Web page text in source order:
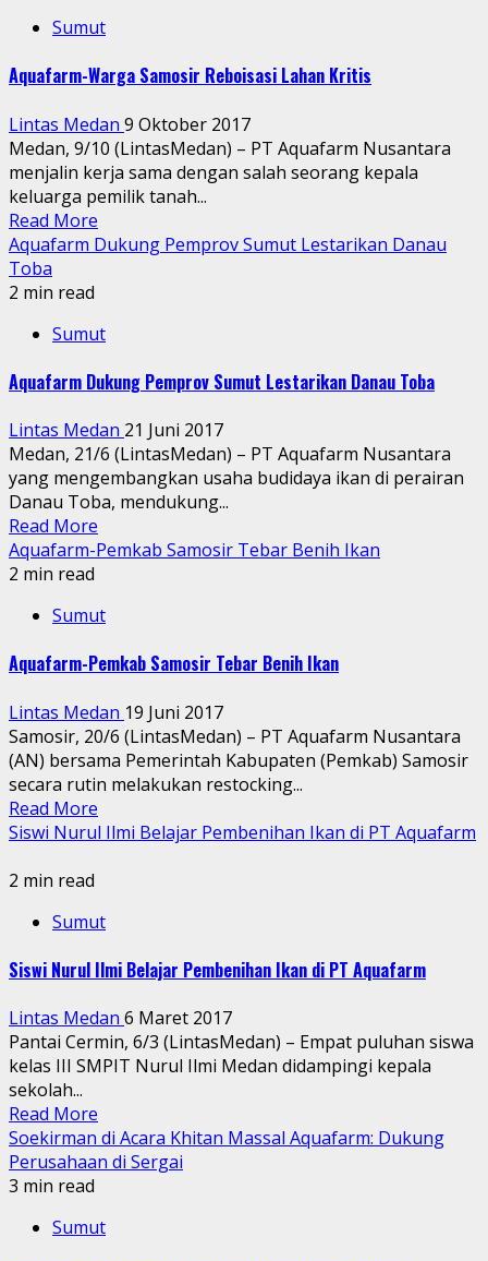
Sumut
Aquafarm-Warga Samosir Reboisasi Lahan Kritis
Lintas Medan 9 Oktober 2017
Medan, 9/10 (LintasMedan) – PT Aquafarm Nusantara
menjalin kerja sama dengan salah seorang kepala
keluarga pemilik tanah...
Read More
Aquafarm Dukung Pemprov Sumut Lestarikan Danau
Toba
2 min read
Sumut
Aquafarm Dukung Pemprov Sumut Lestarikan Danau Toba
Lintas Medan 21 Juni 2017
Medan, 21/6 (LintasMedan) – PT Aquafarm Nusantara
yang mengembangkan usaha budidaya ikan di perairan
Danau Toba, mendukung...
Read More
Aquafarm-Pemkab Samosir Tebar Benih Ikan
2 min read
Sumut
Aquafarm-Pemkab Samosir Tebar Benih Ikan
Lintas Medan 19 Juni 2017
Samosir, 20/6 (LintasMedan) – PT Aquafarm Nusantara
(AN) bersama Pemerintah Kabupaten (Pemkab) Samosir
secara rutin melakukan restocking...
Read More
Siswi Nurul Ilmi Belajar Pembenihan Ikan di PT Aquafarm
2 min read
Sumut
Siswi Nurul Ilmi Belajar Pembenihan Ikan di PT Aquafarm
Lintas Medan 6 Maret 2017
Pantai Cermin, 6/3 (LintasMedan) – Empat puluhan siswa
kelas III SMPIT Nurul Ilmi Medan didampingi kepala
sekolah...
Read More
Soekirman di Acara Khitan Massal Aquafarm: Dukung
Perusahaan di Sergai
3 min read
Sumut